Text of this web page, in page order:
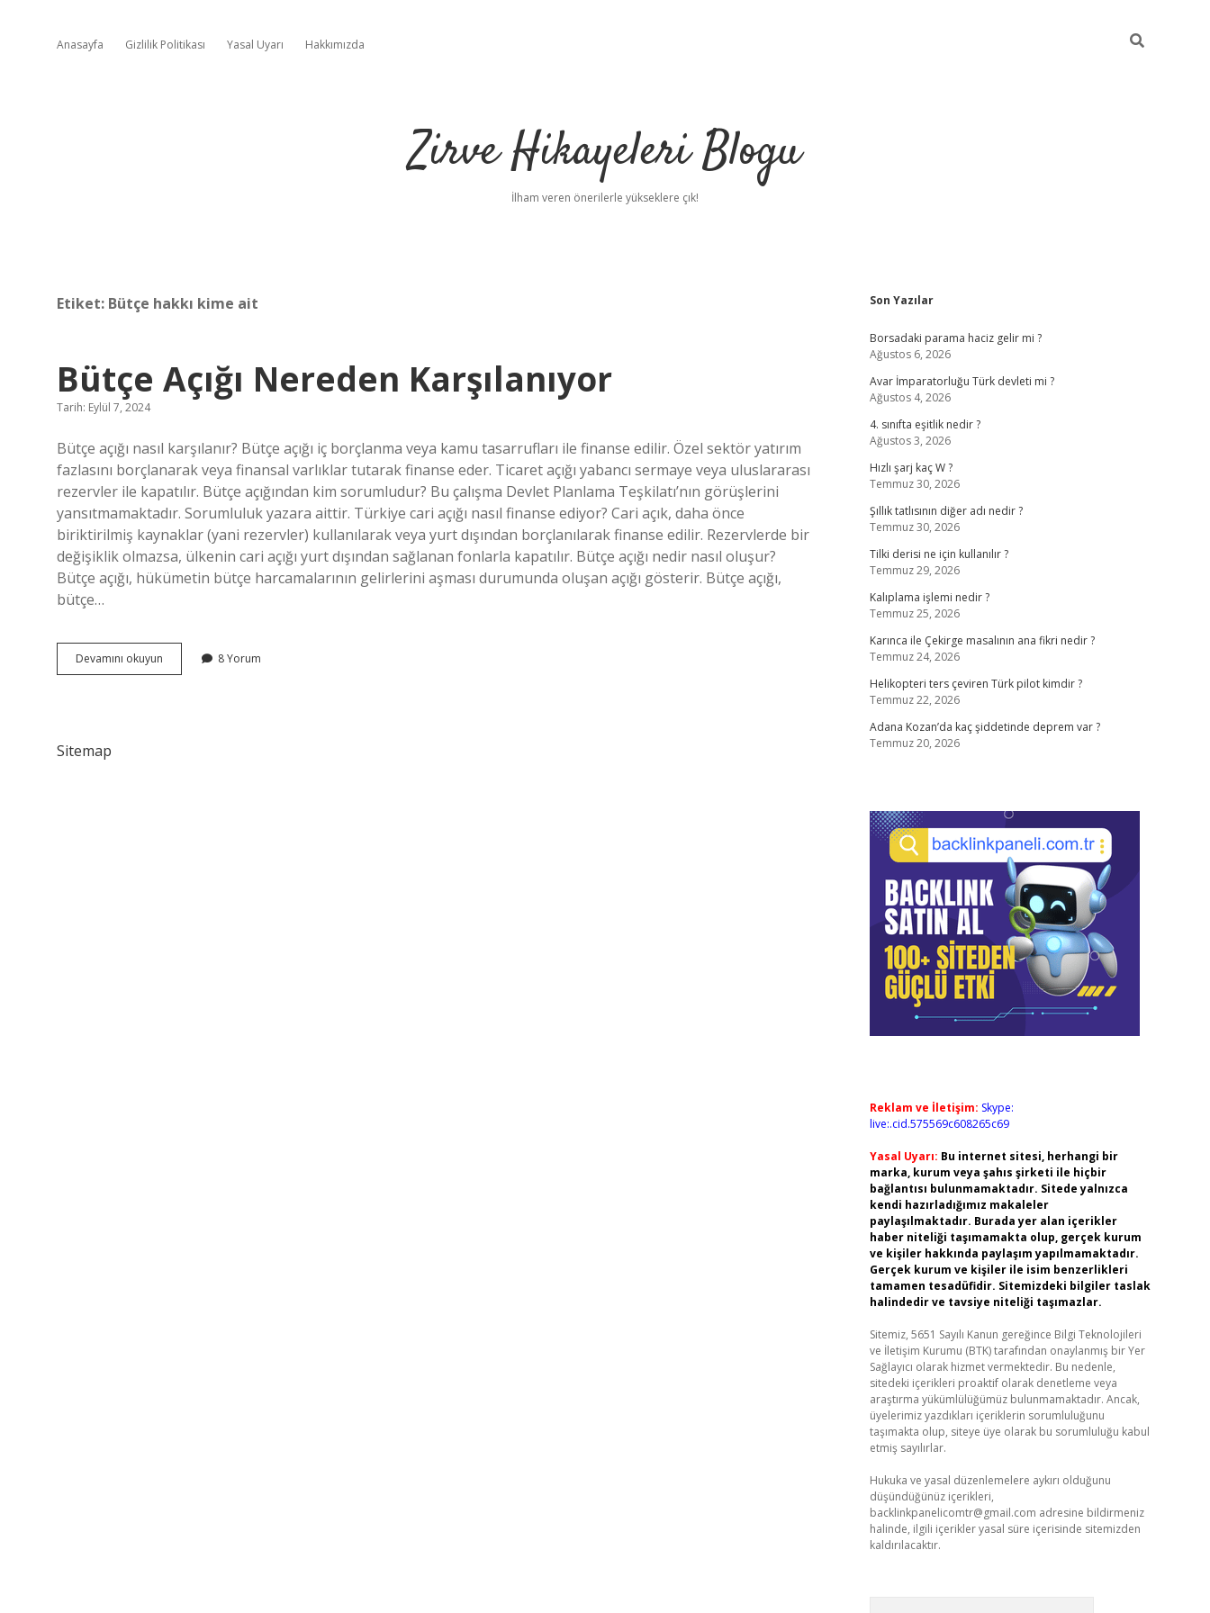
Anasayfa Gizlilik Politikası Yasal Uyarı Hakkımızda
Zirve Hikayeleri Blogu
İlham veren önerilerle yükseklere çık!
Etiket: Bütçe hakkı kime ait
Bütçe Açığı Nereden Karşılanıyor
Tarih: Eylül 7, 2024
Bütçe açığı nasıl karşılanır? Bütçe açığı iç borçlanma veya kamu tasarrufları ile finanse edilir. Özel sektör yatırım
fazlasını borçlanarak veya finansal varlıklar tutarak finanse eder. Ticaret açığı yabancı sermaye veya uluslararası
rezervler ile kapatılır. Bütçe açığından kim sorumludur? Bu çalışma Devlet Planlama Teşkilatı’nın görüşlerini
yansıtmamaktadır. Sorumluluk yazara aittir. Türkiye cari açığı nasıl finanse ediyor? Cari açık, daha önce
biriktirilmiş kaynaklar (yani rezervler) kullanılarak veya yurt dışından borçlanılarak finanse edilir. Rezervlerde bir
değişiklik olmazsa, ülkenin cari açığı yurt dışından sağlanan fonlarla kapatılır. Bütçe açığı nedir nasıl oluşur?
Bütçe açığı, hükümetin bütçe harcamalarının gelirlerini aşması durumunda oluşan açığı gösterir. Bütçe açığı,
bütçe…
Devamını okuyun
Açığı
8 Yorum
Sitemap
Sidebar
Son Yazılar
Borsadaki parama haciz gelir mi ?
Ağustos 6, 2026
Avar İmparatorluğu Türk devleti mi ?
Ağustos 4, 2026
4. sınıfta eşitlik nedir ?
Ağustos 3, 2026
Hızlı şarj kaç W ?
Temmuz 30, 2026
Şıllık tatlısının diğer adı nedir ?
Temmuz 30, 2026
Tilki derisi ne için kullanılır ?
Temmuz 29, 2026
Kalıplama işlemi nedir ?
Temmuz 25, 2026
Karınca ile Çekirge masalının ana fikri nedir ?
Temmuz 24, 2026
Helikopteri ters çeviren Türk pilot kimdir ?
Temmuz 22, 2026
Adana Kozan’da kaç şiddetinde deprem var ?
Temmuz 20, 2026
Reklam ve İletişim: Skype:
live:.cid.575569c608265c69
Yasal Uyarı: Bu internet sitesi, herhangi bir
marka, kurum veya şahıs şirketi ile hiçbir
bağlantısı bulunmamaktadır. Sitede yalnızca
kendi hazırladığımız makaleler
paylaşılmaktadır. Burada yer alan içerikler
haber niteliği taşımamakta olup, gerçek kurum
ve kişiler hakkında paylaşım yapılmamaktadır.
Gerçek kurum ve kişiler ile isim benzerlikleri
tamamen tesadüfidir. Sitemizdeki bilgiler taslak
halindedir ve tavsiye niteliği taşımazlar.
Sitemiz, 5651 Sayılı Kanun gereğince Bilgi Teknolojileri
ve İletişim Kurumu (BTK) tarafından onaylanmış bir Yer
Sağlayıcı olarak hizmet vermektedir. Bu nedenle,
sitedeki içerikleri proaktif olarak denetleme veya
araştırma yükümlülüğümüz bulunmamaktadır. Ancak,
üyelerimiz yazdıkları içeriklerin sorumluluğunu
taşımakta olup, siteye üye olarak bu sorumluluğu kabul
etmiş sayılırlar.
Hukuka ve yasal düzenlemelere aykırı olduğunu
düşündüğünüz içerikleri,
backlinkpanelicomtr@gmail.com adresine bildirmeniz
halinde, ilgili içerikler yasal süre içerisinde sitemizden
kaldırılacaktır.